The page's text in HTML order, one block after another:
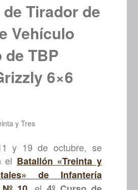
de Tirador de
Vehículo
TBP
6×6
y Tres
y 19 de octubre, se
el Batallón «Treinta y
de Infantería